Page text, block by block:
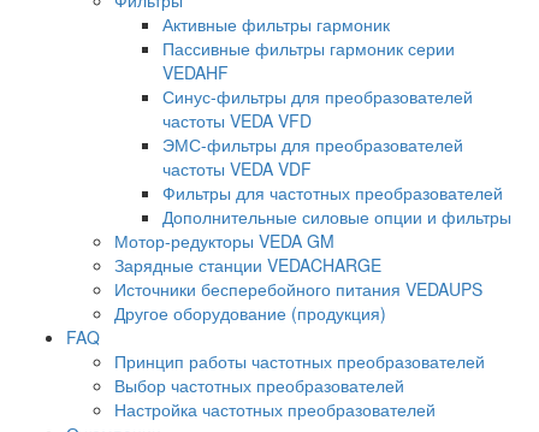
Активные фильтры гармоник
Пассивные фильтры гармоник серии
VEDAHF
Синус-фильтры для преобразователей
частоты VEDA VFD
ЭМС-фильтры для преобразователей
частоты VEDA VDF
Фильтры для частотных преобразователей
Дополнительные силовые опции и фильтры
Мотор-редукторы VEDA GM
Зарядные станции VEDACHARGE
Источники бесперебойного питания VEDAUPS
Другое оборудование (продукция)
FAQ
Принцип работы частотных преобразователей
Выбор частотных преобразователей
Настройка частотных преобразователей